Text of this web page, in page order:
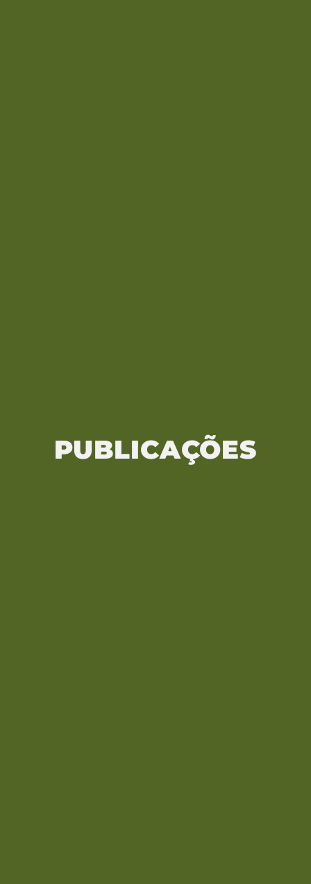
PUBLICAÇÕES